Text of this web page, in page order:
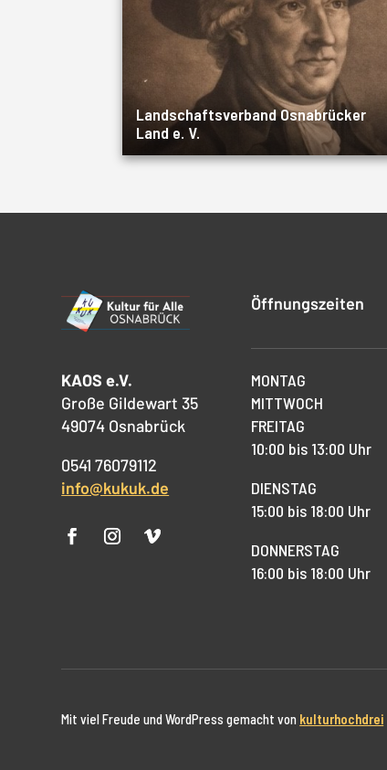
Landschaftsverband Osnabrücker
Land e. V.
KAOS e.V.
Große Gildewart 35
49074 Osnabrück
0541 76079112
info@kukuk.de
Öffnungszeiten
MONTAG
MITTWOCH
FREITAG
10:00 bis 13:00 Uhr
DIENSTAG
15:00 bis 18:00 Uhr
DONNERSTAG
16:00 bis 18:00 Uhr
Mit viel Freude und WordPress gemacht von kulturhochdrei